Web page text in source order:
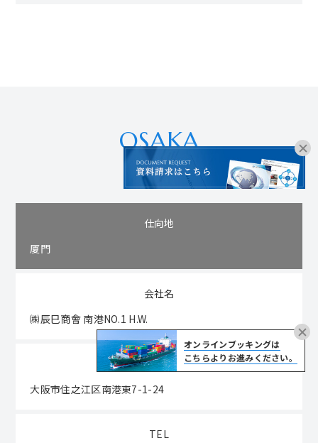
オンラインブッキングは
こちらよりお進みください。
OSAKA
大阪
仕向地
厦門
会社名
㈱辰巳商會 南港NO.1 H.W.
住所
大阪市住之江区南港東7-1-24
TEL